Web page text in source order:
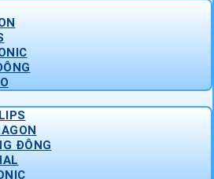
ĐÔNG